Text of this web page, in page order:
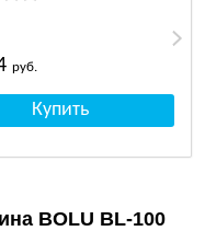
руб.
BOLU BL-100